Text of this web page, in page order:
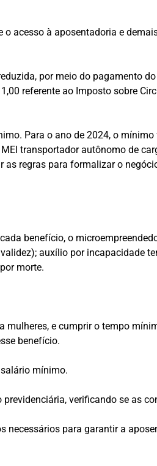
acesso à aposentadoria e
por meio do pagamento
referente ao Imposto sobre
Para o ano de 2024, o
transportador autônomo de
regras para formalizar o
benefício, o
auxílio por incapacidade
morte.
e cumprir o tempo
benefício.
mínimo.
verificando se as
para garantir a